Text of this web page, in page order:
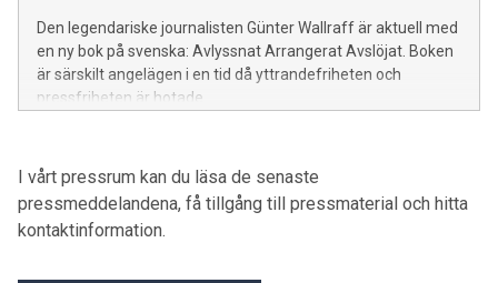
Den legendariske journalisten Günter Wallraff är aktuell med
en ny bok på svenska: Avlyssnat Arrangerat Avslöjat. Boken
är särskilt angelägen i en tid då yttrandefriheten och
pressfriheten är hotade.
I vårt pressrum kan du läsa de senaste
pressmeddelandena, få tillgång till pressmaterial och hitta
kontaktinformation.